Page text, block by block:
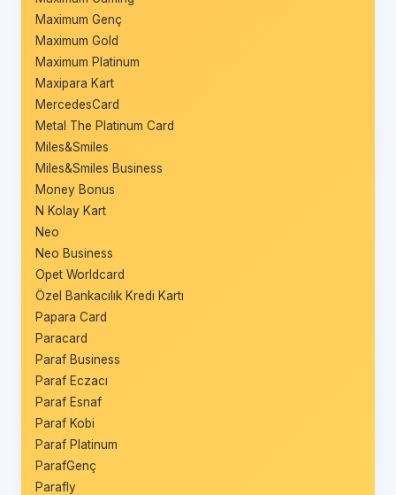
Maximum Genç
Maximum Gold
Maximum Platinum
Maxipara Kart
MercedesCard
Metal The Platinum Card
Miles&Smiles
Miles&Smiles Business
Money Bonus
N Kolay Kart
Neo
Neo Business
Opet Worldcard
Özel Bankacılık Kredi Kartı
Papara Card
Paracard
Paraf Business
Paraf Eczacı
Paraf Esnaf
Paraf Kobi
Paraf Platinum
ParafGenç
Parafly